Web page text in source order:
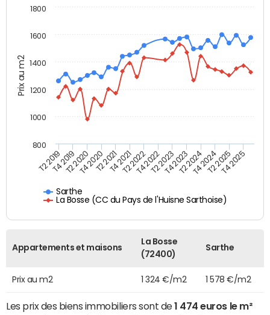
Prix au m2
Sarthe
La Bosse (CC du Pays de l'Huisne Sarthoise)
T2 2019T4 2019T2 2020T4 2020T2 2021T4 2021T2 2022T4 2022T2 2023T4 2023T2 2024T4 2024T2 2025T4 2025
800
1000
1200
1400
1600
1800
Appartements et maisons
La Bosse
(72400)
Sarthe
Prix au m2 1 324 €/m2 1 578 €/m2
Les prix des biens immobiliers sont de1 474 euros le m²